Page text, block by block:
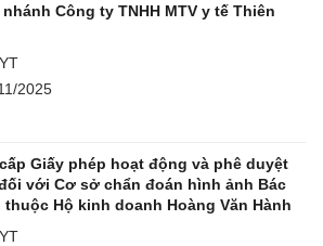
Công ty TNHH MTV y tế Thiên
2025
Giấy phép hoạt động và phê duyệt
với Cơ sở chẩn đoán hình ảnh Bác
thuộc Hộ kinh doanh Hoàng Văn Hành